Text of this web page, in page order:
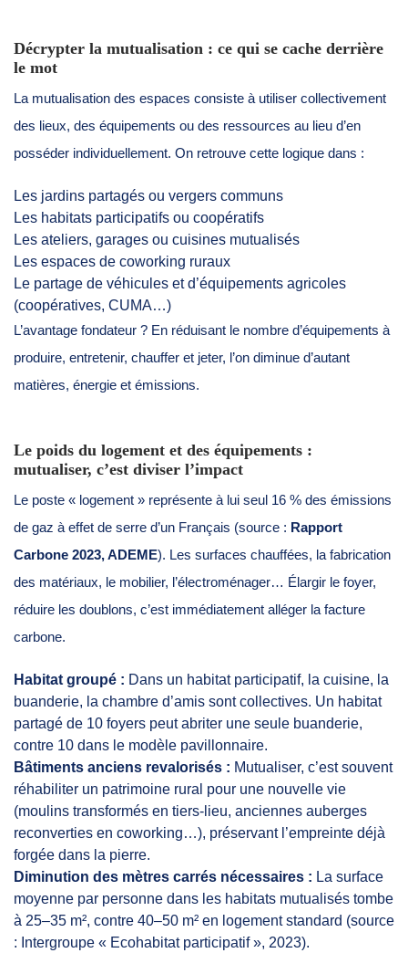
Décrypter la mutualisation : ce qui se cache derrière
le mot
La mutualisation des espaces consiste à utiliser collectivement
des lieux, des équipements ou des ressources au lieu d’en
posséder individuellement. On retrouve cette logique dans :
Les jardins partagés ou vergers communs
Les habitats participatifs ou coopératifs
Les ateliers, garages ou cuisines mutualisés
Les espaces de coworking ruraux
Le partage de véhicules et d’équipements agricoles
(coopératives, CUMA…)
L’avantage fondateur ? En réduisant le nombre d’équipements à
produire, entretenir, chauffer et jeter, l’on diminue d’autant
matières, énergie et émissions.
Le poids du logement et des équipements :
mutualiser, c’est diviser l’impact
Le poste « logement » représente à lui seul 16 % des émissions
de gaz à effet de serre d’un Français (source : Rapport
Carbone 2023, ADEME). Les surfaces chauffées, la fabrication
des matériaux, le mobilier, l’électroménager… Élargir le foyer,
réduire les doublons, c’est immédiatement alléger la facture
carbone.
Habitat groupé : Dans un habitat participatif, la cuisine, la
buanderie, la chambre d’amis sont collectives. Un habitat
partagé de 10 foyers peut abriter une seule buanderie,
contre 10 dans le modèle pavillonnaire.
Bâtiments anciens revalorisés : Mutualiser, c’est souvent
réhabiliter un patrimoine rural pour une nouvelle vie
(moulins transformés en tiers-lieu, anciennes auberges
reconverties en coworking…), préservant l’empreinte déjà
forgée dans la pierre.
Diminution des mètres carrés nécessaires : La surface
moyenne par personne dans les habitats mutualisés tombe
à 25–35 m², contre 40–50 m² en logement standard (source
: Intergroupe « Ecohabitat participatif », 2023).